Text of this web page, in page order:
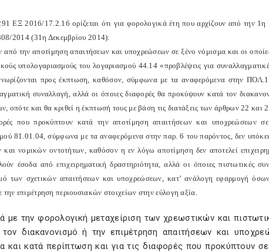
2016/17.2.16 ορίζεται ότι για φορολογικά έτη που αρχίζουν από την 1η
2014 (31η Δεκεμβρίου 2014):
από την αποτίμηση απαιτήσεων και υποχρεώσεων σε ξένο νόμισμα και οι
υπολογαριασμούς του λογαριασμού 44.14 «προβλέψεις για
προς έκπτωση, καθόσον, σύμφωνα με τα αναφερόμενα στην
συναλλαγή, αλλά οι όποιες διαφορές θα προκύψουν κατά τον
οπότε και θα κριθεί η έκπτωσή τους με βάση τις διατάξεις των άρθρων 22
που προκύπτουν κατά την αποτίμηση απαιτήσεων και υποχρεώσεων
81.01.04, σύμφωνα με τα αναφερόμενα στην παρ. 6 του παρόντος, δεν
νομικών οντοτήτων, καθόσον η εν λόγω αποτίμηση δεν αποτελεί
έσοδα από επιχειρηματική δραστηριότητα, αλλά οι όποιες πιστωτικές
των σχετικών απαιτήσεων και υποχρεώσεων, κατ’ ανάλογη εφαρμογή
επιμέτρηση περιουσιακών στοιχείων στην εύλογη αξία.
την φορολογική μεταχείριση των χρεωστικών και
διακανονισμό ή την επιμέτρηση απαιτήσεων και
και κατά περίπτωση και για τις διαφορές που προκύπτουν